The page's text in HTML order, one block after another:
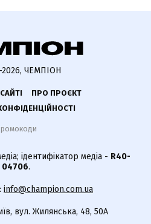
ЧЕМПІОН
ПРО ПРОЄКТ
ідентифікатор медіа - R40-
04706.
info@champion.com.ua
вул. Жилянська, 48, 50А